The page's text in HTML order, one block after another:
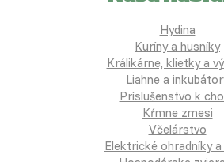
Hydina
Kuríny a husníky
Králikárne, klietky a
Liahne a
Príslušenstvo k
Kŕmne zmesi
Včelárstvo
Elektrické ohradníky